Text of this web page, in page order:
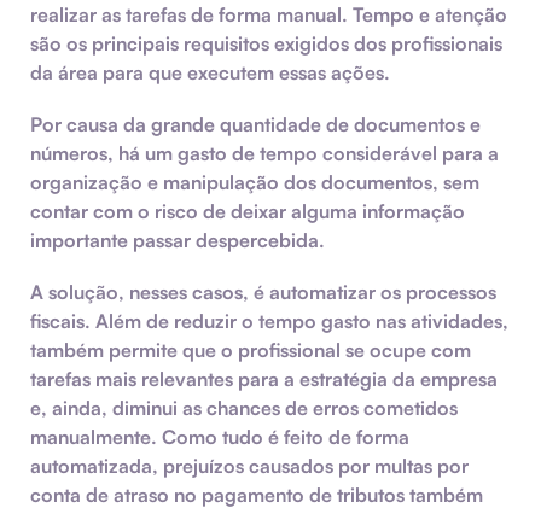
realizar as tarefas de forma manual. Tempo e atenção
são os principais requisitos exigidos dos profissionais
da área para que executem essas ações.
Por causa da grande quantidade de documentos e
números, há um gasto de tempo considerável para a
organização e manipulação dos documentos, sem
contar com o risco de deixar alguma informação
importante passar despercebida.
A solução, nesses casos, é automatizar os processos
fiscais. Além de reduzir o tempo gasto nas atividades,
também permite que o profissional se ocupe com
tarefas mais relevantes para a estratégia da empresa
e, ainda, diminui as chances de erros cometidos
manualmente. Como tudo é feito de forma
automatizada, prejuízos causados por multas por
conta de atraso no pagamento de tributos também